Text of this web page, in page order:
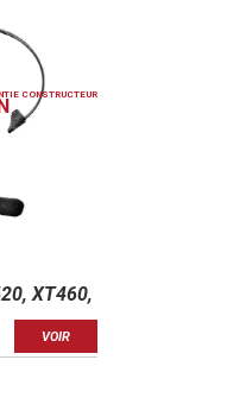
CONSTRUCTEUR
XT460,
VOIR